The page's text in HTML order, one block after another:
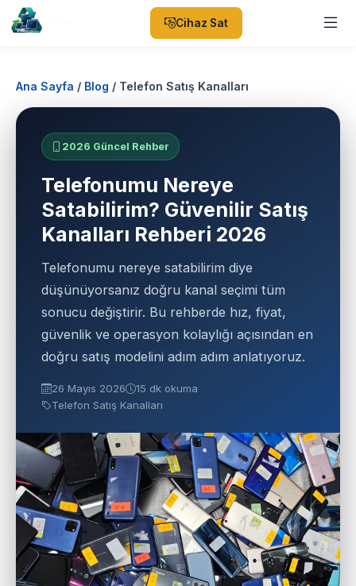
Cihaz Sat
Ana Sayfa / Blog / Telefon Satış Kanalları
2026 Güncel Rehber
Telefonumu Nereye
Satabilirim? Güvenilir Satış
Kanalları Rehberi 2026
Telefonumu nereye satabilirim diye
düşünüyorsanız doğru kanal seçimi tüm
sonucu değiştirir. Bu rehberde hız, fiyat,
güvenlik ve operasyon kolaylığı açısından en
doğru satış modelini adım adım anlatıyoruz.
26 Mayıs 2026
15 dk okuma
Telefon Satış Kanalları